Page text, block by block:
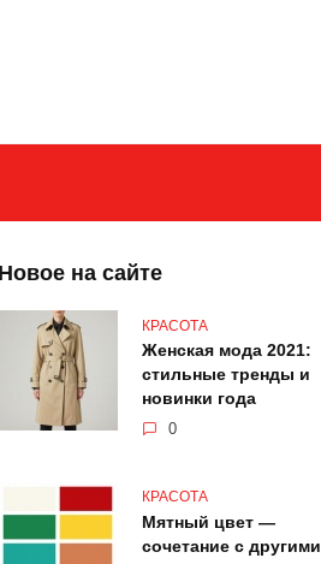
Новое на сайте
КРАСОТА
Женская мода 2021:
стильные тренды и
новинки года
0
КРАСОТА
Мятный цвет —
сочетание с другими